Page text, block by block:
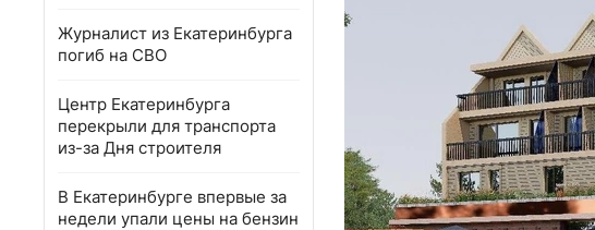
Журналист из Екатеринбурга
погиб на СВО
Центр Екатеринбурга
перекрыли для транспорта
из-за Дня строителя
В Екатеринбурге впервые за
недели упали цены на бензин